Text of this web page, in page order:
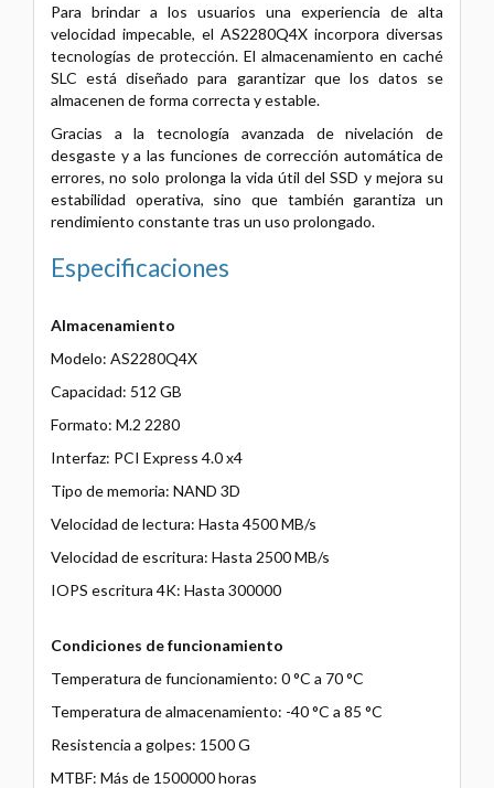
Para brindar a los usuarios una experiencia de alta
velocidad impecable, el AS2280Q4X incorpora diversas
tecnologías de protección. El almacenamiento en caché
SLC está diseñado para garantizar que los datos se
almacenen de forma correcta y estable.
Gracias a la tecnología avanzada de nivelación de
desgaste y a las funciones de corrección automática de
errores, no solo prolonga la vida útil del SSD y mejora su
estabilidad operativa, sino que también garantiza un
rendimiento constante tras un uso prolongado.
Especificaciones
Almacenamiento
Modelo: AS2280Q4X
Capacidad: 512 GB
Formato: M.2 2280
Interfaz: PCI Express 4.0 x4
Tipo de memoria: NAND 3D
Velocidad de lectura: Hasta 4500 MB/s
Velocidad de escritura: Hasta 2500 MB/s
IOPS escritura 4K: Hasta 300000
Condiciones de funcionamiento
Temperatura de funcionamiento: 0 °C a 70 °C
Temperatura de almacenamiento: -40 °C a 85 °C
Resistencia a golpes: 1500 G
MTBF: Más de 1500000 horas